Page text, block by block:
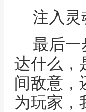
注入灵
最后一
达什么，
间敌意，
为玩家，